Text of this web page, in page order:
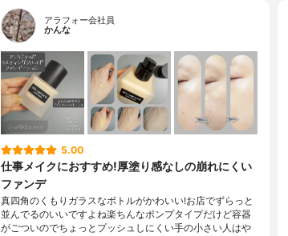
アラフォー会社員
かんな
5.00
仕事メイクにおすすめ!厚塗り感なしの崩れにくい
ファンデ
真四角のくもりガラスなボトルがかわいい!お店でずらっと
並んでるのいいですよね楽ちんなポンプタイプだけど容器
がごついのでちょっとプッシュしにくい手の小さい人はや